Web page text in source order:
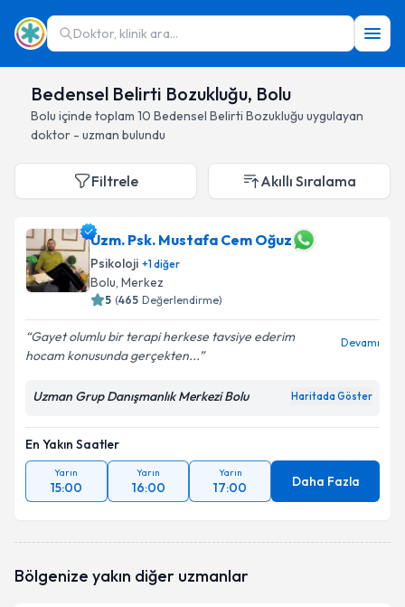
Doktor, klinik ara...
Bedensel Belirti Bozukluğu, Bolu
Bolu içinde toplam 10 Bedensel Belirti Bozukluğu uygulayan
doktor - uzman bulundu
Filtrele Akıllı Sıralama
Uzm. Psk. Mustafa Cem Oğuz
Psikoloji +1diğer
Bolu, Merkez
5 (465 Değerlendirme)
Gayet olumlu bir terapi herkese tavsiye ederim
hocam konusunda gerçekten...
Devamı
Uzman Grup Danışmanlık Merkezi Bolu Haritada Göster
En Yakın Saatler
Yarın
15:00
Yarın
16:00
Yarın
17:00 Daha Fazla
Bölgenize yakın diğer uzmanlar